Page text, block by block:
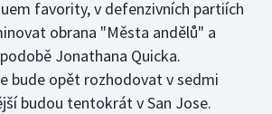
favority, v defenzivních partiích
obrana "Města andělů" a
Jonathana Quicka.
bude opět rozhodovat v sedmi
budou tentokrát v San Jose.